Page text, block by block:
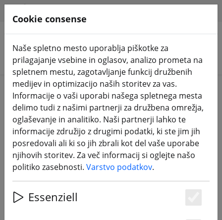
Iskanje izdelkov
Home Komponente FPV antene
Axisflying Prism V2 5,8 G LHCP 60
mm posebna izdaja FPV-antena
Cookie consense
Naše spletno mesto uporablja piškotke za
prilagajanje vsebine in oglasov, analizo prometa na
spletnem mestu, zagotavljanje funkcij družbenih
medijev in optimizacijo naših storitev za vas.
Informacije o vaši uporabi našega spletnega mesta
delimo tudi z našimi partnerji za družbena omrežja,
oglaševanje in analitiko. Naši partnerji lahko te
informacije združijo z drugimi podatki, ki ste jim jih
posredovali ali ki so jih zbrali kot del vaše uporabe
njihovih storitev. Za več informacij si oglejte našo
politiko zasebnosti. Varstvo podatkov.
Essenziell